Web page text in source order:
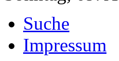
Suche
Impressum